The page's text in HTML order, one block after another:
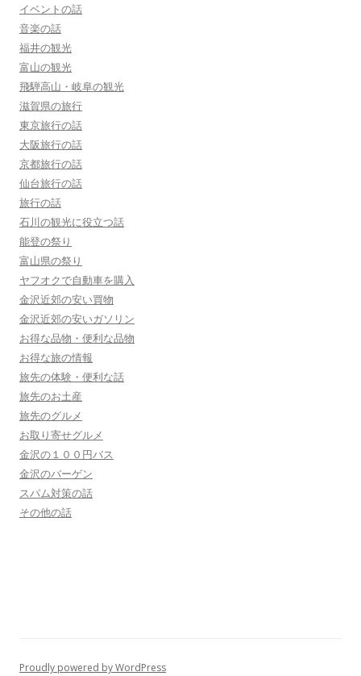
イベントの話
音楽の話
福井の観光
富山の観光
飛騨高山・岐阜の観光
滋賀県の旅行
東京旅行の話
大阪旅行の話
京都旅行の話
仙台旅行の話
旅行の話
石川の観光に役立つ話
能登の祭り
富山県の祭り
ヤフオクで自動車を購入
金沢近郊の安い買物
金沢近郊の安いガソリン
お得な品物・便利な品物
お得な旅の情報
旅先の体験・便利な話
旅先のお土産
旅先のグルメ
お取り寄せグルメ
金沢の１００円バス
金沢のバーゲン
スパム対策の話
その他の話
Proudly powered by WordPress